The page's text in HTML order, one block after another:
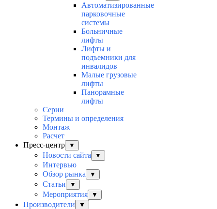
Автоматизированные
парковочные
системы
Больничные
лифты
Лифты и
подъемники для
инвалидов
Малые грузовые
лифты
Панорамные
лифты
Серии
Термины и определения
Монтаж
Расчет
Пресс-центр
▼
Новости сайта ▼
Интервью
Обзор рынка
▼
Статьи ▼
Мероприятия ▼
Производители ▼